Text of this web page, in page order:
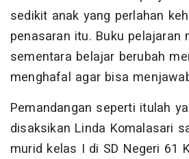
sedikit anak yang perlahan
penasaran itu. Buku pelajaran
sementara belajar berubah
menghafal agar bisa
Pemandangan seperti itulah
disaksikan Linda Komalasari
murid kelas I di SD Negeri 61